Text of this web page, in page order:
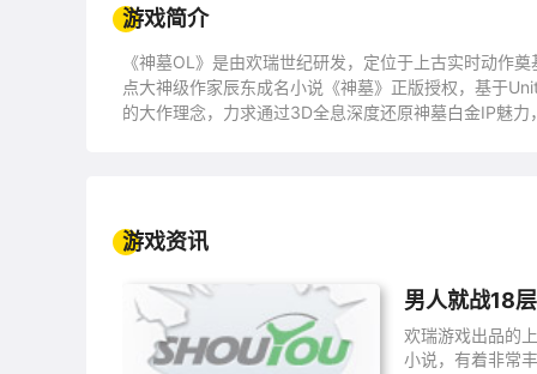
游戏简介
《神墓OL》是由欢瑞世纪研发，定位于上古实时动作
点大神级作家辰东成名小说《神墓》正版授权，基于
的大作理念，力求通过3D全息深度还原神墓白金IP魅
游戏资讯
男人就战18
欢瑞游戏出品的
小说，有着非常